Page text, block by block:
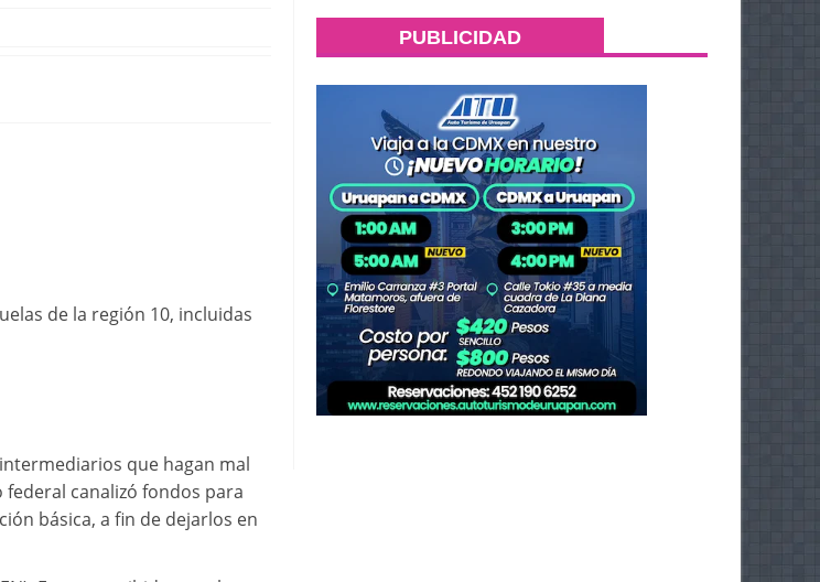
de la región 10, incluidas
que hagan mal
canalizó fondos para
básica, a fin de dejarlos en
PUBLICIDAD